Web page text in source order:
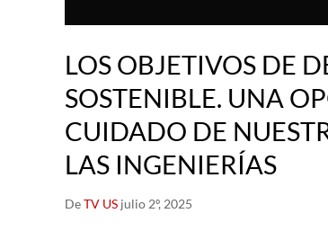
LOS OBJETIVOS DE
SOSTENIBLE. UNA
CUIDADO DE
LAS INGENIERÍAS
DeTV US julio 2º, 2025